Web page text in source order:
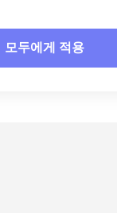
모두에게 적용